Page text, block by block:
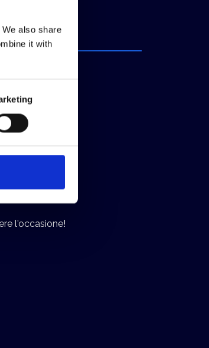
also share
it with
l'occasione!